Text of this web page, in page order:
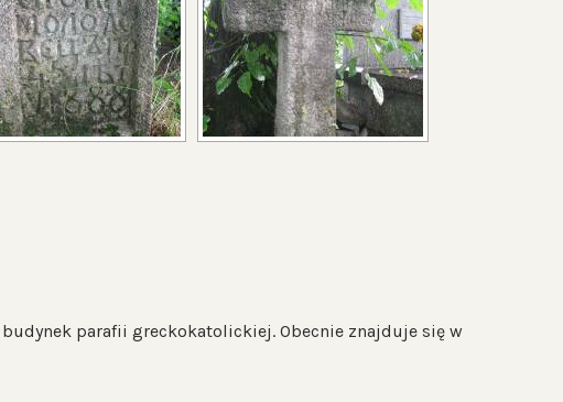
parafii greckokatolickiej. Obecnie znajduje się w